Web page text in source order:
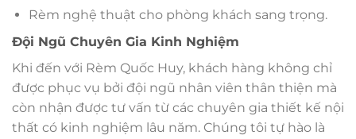
Rèm nghệ thuật cho phòng khách sang trọng.
Đội Ngũ Chuyên Gia Kinh Nghiệm
Khi đến với Rèm Quốc Huy, khách hàng không chỉ
được phục vụ bởi đội ngũ nhân viên thân thiện mà
còn nhận được tư vấn từ các chuyên gia thiết kế nội
thất có kinh nghiệm lâu năm. Chúng tôi tự hào là